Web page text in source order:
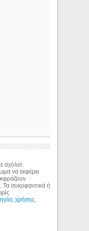
σχόλιο.
να εκφέρει
Τα συκοφαντικά ή
χρήσης.